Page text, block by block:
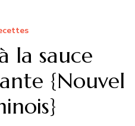
la sauce
{Nouvel